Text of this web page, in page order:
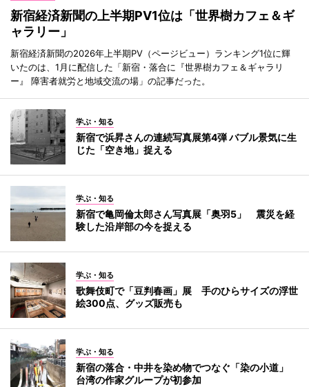
新宿経済新聞の上半期PV1位は「世界樹カフェ＆ギ
ャラリー」
新宿経済新聞の2026年上半期PV（ページビュー）ランキング1位に輝
いたのは、1月に配信した「新宿・落合に『世界樹カフェ＆ギャラリ
ー』 障害者就労と地域交流の場」の記事だった。
学ぶ・知る
新宿で浜昇さんの連続写真展第4弾 バブル景気に生
じた「空き地」捉える
学ぶ・知る
新宿で亀岡倫太郎さん写真展「奥羽5」 震災を経
験した沿岸部の今を捉える
学ぶ・知る
歌舞伎町で「豆判春画」展 手のひらサイズの浮世
絵300点、グッズ販売も
学ぶ・知る
新宿の落合・中井を染め物でつなぐ「染の小道」
台湾の作家グループが初参加